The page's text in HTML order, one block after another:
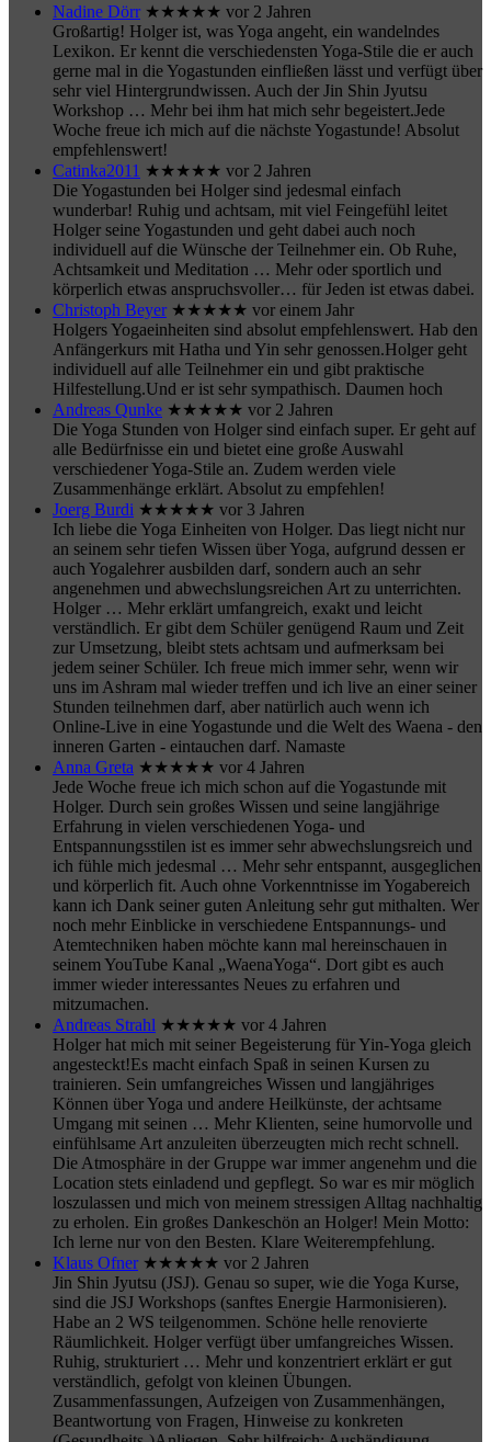
Nadine Dörr ★★★★★ vor 2 Jahren
Großartig! Holger ist, was Yoga angeht, ein wandelndes
Lexikon. Er kennt die verschiedensten Yoga-Stile die er auch
gerne mal in die Yogastunden einfließen lässt und verfügt über
sehr viel Hintergrundwissen. Auch der Jin Shin Jyutsu
Workshop … Mehr bei ihm hat mich sehr begeistert.Jede
Woche freue ich mich auf die nächste Yogastunde! Absolut
empfehlenswert!
Catinka2011 ★★★★★ vor 2 Jahren
Die Yogastunden bei Holger sind jedesmal einfach
wunderbar! Ruhig und achtsam, mit viel Feingefühl leitet
Holger seine Yogastunden und geht dabei auch noch
individuell auf die Wünsche der Teilnehmer ein. Ob Ruhe,
Achtsamkeit und Meditation … Mehr oder sportlich und
körperlich etwas anspruchsvoller… für Jeden ist etwas dabei.
Christoph Beyer ★★★★★ vor einem Jahr
Holgers Yogaeinheiten sind absolut empfehlenswert. Hab den
Anfängerkurs mit Hatha und Yin sehr genossen.Holger geht
individuell auf alle Teilnehmer ein und gibt praktische
Hilfestellung.Und er ist sehr sympathisch. Daumen hoch
Andreas Qunke ★★★★★ vor 2 Jahren
Die Yoga Stunden von Holger sind einfach super. Er geht auf
alle Bedürfnisse ein und bietet eine große Auswahl
verschiedener Yoga-Stile an. Zudem werden viele
Zusammenhänge erklärt. Absolut zu empfehlen!
Joerg Burdi ★★★★★ vor 3 Jahren
Ich liebe die Yoga Einheiten von Holger. Das liegt nicht nur
an seinem sehr tiefen Wissen über Yoga, aufgrund dessen er
auch Yogalehrer ausbilden darf, sondern auch an sehr
angenehmen und abwechslungsreichen Art zu unterrichten.
Holger … Mehr erklärt umfangreich, exakt und leicht
verständlich. Er gibt dem Schüler genügend Raum und Zeit
zur Umsetzung, bleibt stets achtsam und aufmerksam bei
jedem seiner Schüler. Ich freue mich immer sehr, wenn wir
uns im Ashram mal wieder treffen und ich live an einer seiner
Stunden teilnehmen darf, aber natürlich auch wenn ich
Online-Live in eine Yogastunde und die Welt des Waena - den
inneren Garten - eintauchen darf. Namaste
Anna Greta ★★★★★ vor 4 Jahren
Jede Woche freue ich mich schon auf die Yogastunde mit
Holger. Durch sein großes Wissen und seine langjährige
Erfahrung in vielen verschiedenen Yoga- und
Entspannungsstilen ist es immer sehr abwechslungsreich und
ich fühle mich jedesmal … Mehr sehr entspannt, ausgeglichen
und körperlich fit. Auch ohne Vorkenntnisse im Yogabereich
kann ich Dank seiner guten Anleitung sehr gut mithalten. Wer
noch mehr Einblicke in verschiedene Entspannungs- und
Atemtechniken haben möchte kann mal hereinschauen in
seinem YouTube Kanal „WaenaYoga“. Dort gibt es auch
immer wieder interessantes Neues zu erfahren und
mitzumachen.
Andreas Strahl ★★★★★ vor 4 Jahren
Holger hat mich mit seiner Begeisterung für Yin-Yoga gleich
angesteckt!Es macht einfach Spaß in seinen Kursen zu
trainieren. Sein umfangreiches Wissen und langjähriges
Können über Yoga und andere Heilkünste, der achtsame
Umgang mit seinen … Mehr Klienten, seine humorvolle und
einfühlsame Art anzuleiten überzeugten mich recht schnell.
Die Atmosphäre in der Gruppe war immer angenehm und die
Location stets einladend und gepflegt. So war es mir möglich
loszulassen und mich von meinem stressigen Alltag nachhaltig
zu erholen. Ein großes Dankeschön an Holger! Mein Motto:
Ich lerne nur von den Besten. Klare Weiterempfehlung.
Klaus Ofner ★★★★★ vor 2 Jahren
Jin Shin Jyutsu (JSJ). Genau so super, wie die Yoga Kurse,
sind die JSJ Workshops (sanftes Energie Harmonisieren).
Habe an 2 WS teilgenommen. Schöne helle renovierte
Räumlichkeit. Holger verfügt über umfangreiches Wissen.
Ruhig, strukturiert … Mehr und konzentriert erklärt er gut
verständlich, gefolgt von kleinen Übungen.
Zusammenfassungen, Aufzeigen von Zusammenhängen,
Beantwortung von Fragen, Hinweise zu konkreten